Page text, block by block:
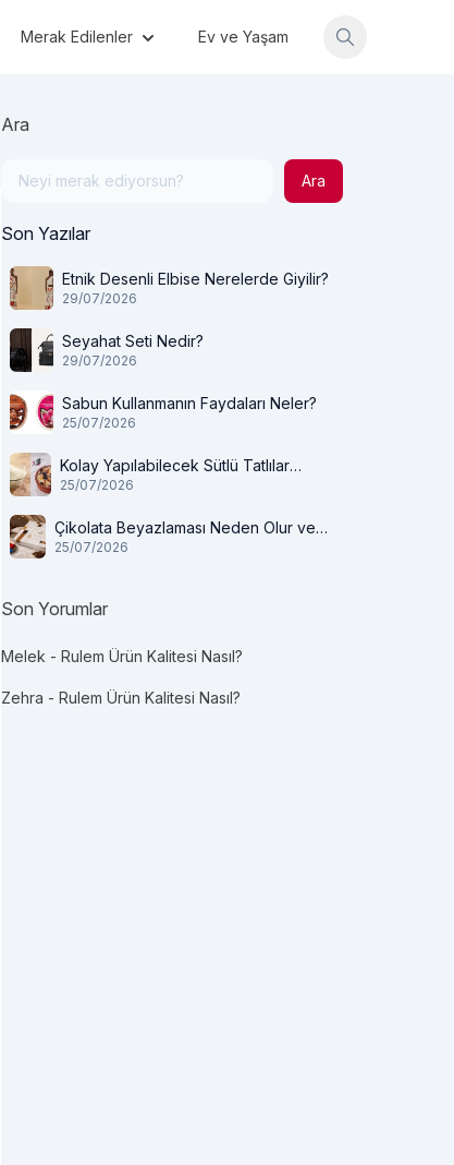
Merak Edilenler Ev ve Yaşam
Ara
Ara
Son Yazılar
Etnik Desenli Elbise Nerelerde Giyilir?
29/07/2026
Seyahat Seti Nedir?
29/07/2026
Sabun Kullanmanın Faydaları Neler?
25/07/2026
Kolay Yapılabilecek Sütlü Tatlılar
Nelerdir?
25/07/2026
Çikolata Beyazlaması Neden Olur ve
Tüketilir mi?
25/07/2026
Son Yorumlar
Melek - Rulem Ürün Kalitesi Nasıl?
Zehra - Rulem Ürün Kalitesi Nasıl?